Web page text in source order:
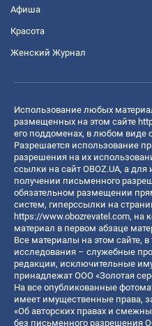
Афиша
Красота
Женский Журнал
Использование любых
размещенных на этом сайте
его поддоменах, в любом виде
Разрешается использование
разрешения на их
ссылки на сайт OBOZ.UA, а
получении письменного
обязательном размещении
систем, гиперссылки на
https://www.obozrevatel.com, на
материал в первом абзаце
Все материалы на этом сайте,
исследования – служебные
редакции, исключительные
принадлежат ООО «Золотая
На все опубликованные
имеет имущественные права,
«Об авторских правах и
без письменного разрешения